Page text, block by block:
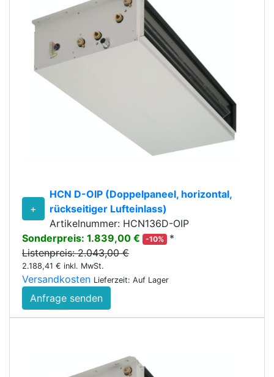
+
HCN D-OIP (Doppelpaneel, horizontal,
rückseitiger Lufteinlass)
Artikelnummer: HCN136D-OIP
Sonderpreis: 1.839,00 €
-10%
*
Listenpreis: 2.043,00 €
2.188,41 € inkl. MwSt.
Versandkosten Lieferzeit: Auf Lager
Anfrage senden